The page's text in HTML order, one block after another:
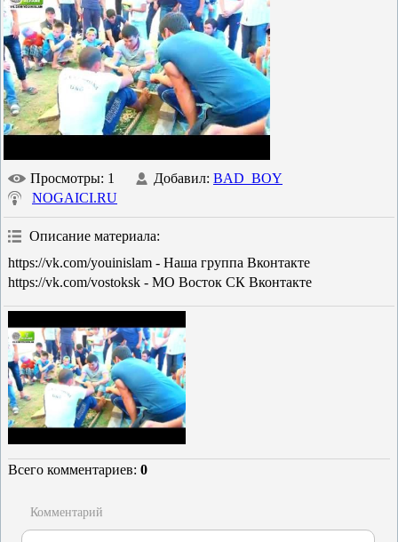
Просмотры: 1 Добавил: BAD_BOY
NOGAICI.RU
Описание материала:
https://vk.com/youinislam - Наша группа Вконтакте
https://vk.com/vostoksk - МО Восток СК Вконтакте
Всего комментариев: 0
Комментарий